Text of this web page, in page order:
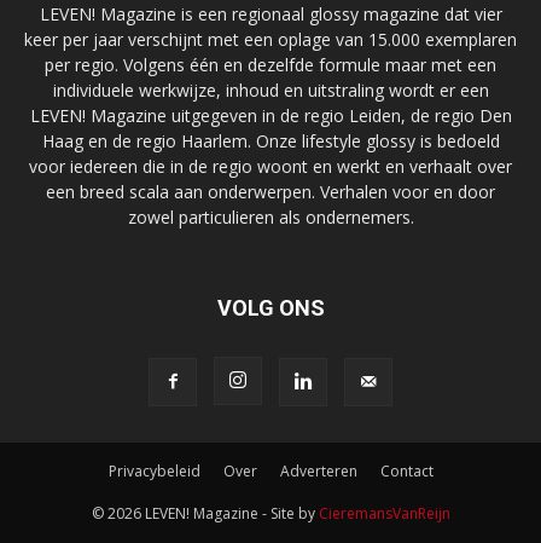
LEVEN! Magazine is een regionaal glossy magazine dat vier
keer per jaar verschijnt met een oplage van 15.000 exemplaren
per regio. Volgens één en dezelfde formule maar met een
individuele werkwijze, inhoud en uitstraling wordt er een
LEVEN! Magazine uitgegeven in de regio Leiden, de regio Den
Haag en de regio Haarlem. Onze lifestyle glossy is bedoeld
voor iedereen die in de regio woont en werkt en verhaalt over
een breed scala aan onderwerpen. Verhalen voor en door
zowel particulieren als ondernemers.
VOLG ONS
Privacybeleid Over Adverteren Contact
© 2026 LEVEN! Magazine - Site by CieremansVanReijn